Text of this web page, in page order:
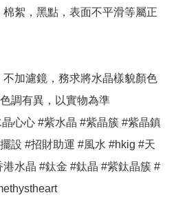
棉絮，黑點，表面不平滑等屬正
不加濾鏡，務求將水晶樣貌顏色
調有異，以實物為準
心心 #紫水晶 #紫晶簇 #紫晶鎮
設 #招財助運 #風水 #hkig #天
水晶 #鈦金 #鈦晶 #紫鈦晶簇 #